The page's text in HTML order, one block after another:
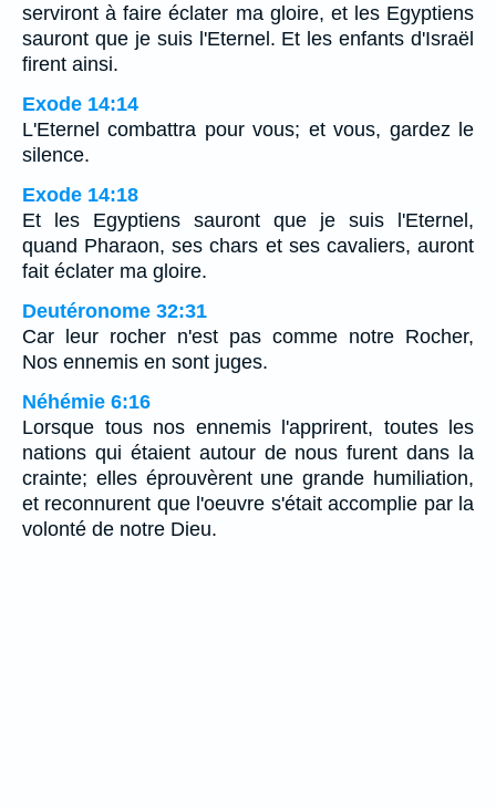
serviront à faire éclater ma gloire, et les Egyptiens
sauront que je suis l'Eternel. Et les enfants d'Israël
firent ainsi.
Exode 14:14
L'Eternel combattra pour vous; et vous, gardez le
silence.
Exode 14:18
Et les Egyptiens sauront que je suis l'Eternel,
quand Pharaon, ses chars et ses cavaliers, auront
fait éclater ma gloire.
Deutéronome 32:31
Car leur rocher n'est pas comme notre Rocher,
Nos ennemis en sont juges.
Néhémie 6:16
Lorsque tous nos ennemis l'apprirent, toutes les
nations qui étaient autour de nous furent dans la
crainte; elles éprouvèrent une grande humiliation,
et reconnurent que l'oeuvre s'était accomplie par la
volonté de notre Dieu.